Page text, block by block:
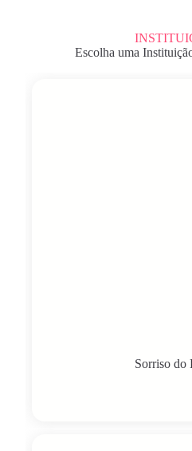
Escolha uma
Sorriso do